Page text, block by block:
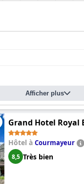
Afficher plus
Grand Hotel Royal
Hôtel à Courmayeur
8,5 Très bien